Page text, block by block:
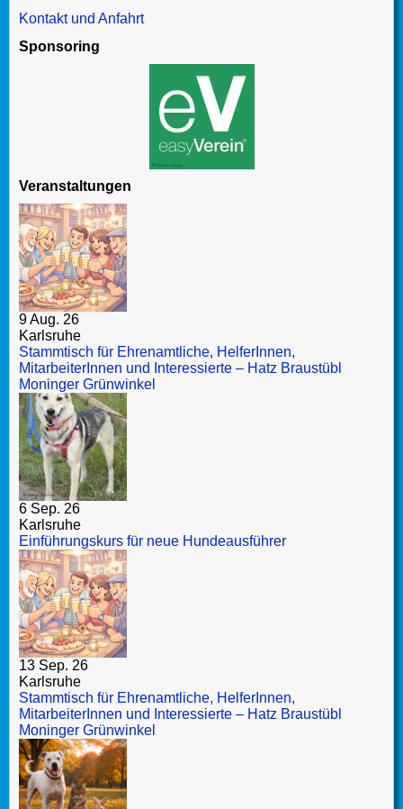
Kontakt und Anfahrt
Sponsoring
Veranstaltungen
9 Aug. 26
Karlsruhe
Stammtisch für Ehrenamtliche, HelferInnen,
MitarbeiterInnen und Interessierte – Hatz Braustübl
Moninger Grünwinkel
6 Sep. 26
Karlsruhe
Einführungskurs für neue Hundeausführer
13 Sep. 26
Karlsruhe
Stammtisch für Ehrenamtliche, HelferInnen,
MitarbeiterInnen und Interessierte – Hatz Braustübl
Moninger Grünwinkel